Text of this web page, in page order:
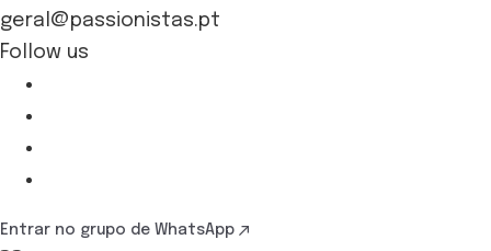
geral@passionistas.pt
Follow us
Entrar no grupo de WhatsApp